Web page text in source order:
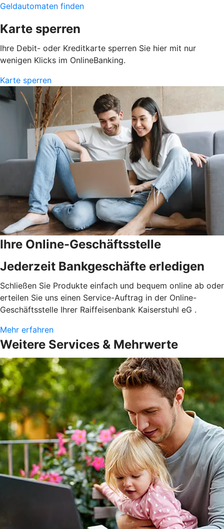
Geldautomaten finden
Karte sperren
Ihre Debit- oder Kreditkarte sperren Sie hier mit nur
wenigen Klicks im OnlineBanking.
Karte sperren
Ihre Online-Geschäftsstelle
Jederzeit Bankgeschäfte erledigen
Schließen Sie Produkte einfach und bequem online ab oder
erteilen Sie uns einen Service-Auftrag in der Online-
Geschäftsstelle Ihrer Raiffeisenbank Kaiserstuhl eG .
Mehr erfahren
Weitere Services & Mehrwerte